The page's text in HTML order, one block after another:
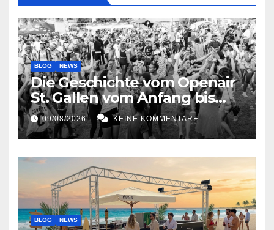
BLOG NEWS
Die Geschichte vom Openair
St. Gallen vom Anfang bis
jetzt
09/08/2026 KEINE KOMMENTARE
BLOG NEWS